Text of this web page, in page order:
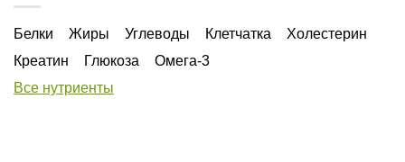
Белки Жиры Углеводы Клетчатка
Холестерин
Креатин
Глюкоза
Омега-3
Все нутриенты